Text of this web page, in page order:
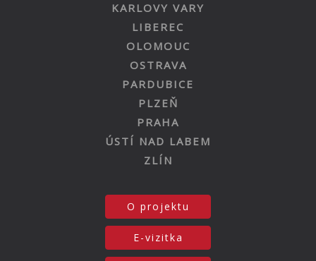
KARLOVY VARY
LIBEREC
OLOMOUC
OSTRAVA
PARDUBICE
PLZEŇ
PRAHA
ÚSTÍ NAD LABEM
ZLÍN
O projektu
E-vizitka